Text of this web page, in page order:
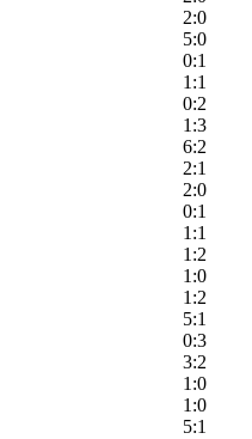
2:0
5:0
0:1
1:1
0:2
1:3
6:2
2:1
2:0
0:1
1:1
1:2
1:0
1:2
5:1
0:3
3:2
1:0
1:0
5:1